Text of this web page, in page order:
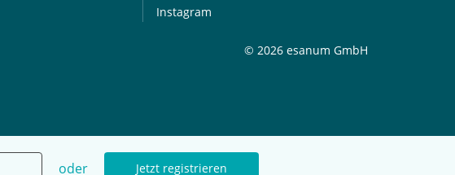
oder Jetzt registrieren
Instagram
© 2026 esanum GmbH